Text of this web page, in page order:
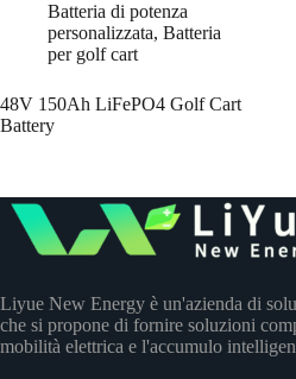
Batteria di potenza
personalizzata, Batteria
per golf cart
48V 150Ah LiFePO4 Golf Cart
Battery
Liyue New Energy è un'azienda di
che si propone di fornire soluzioni
mobilità elettrica e l'accumulo